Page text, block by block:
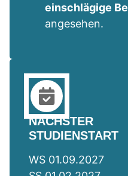
einschlägige
angesehen.
NÄCHSTER
STUDIENSTART
WS 01.09.2027